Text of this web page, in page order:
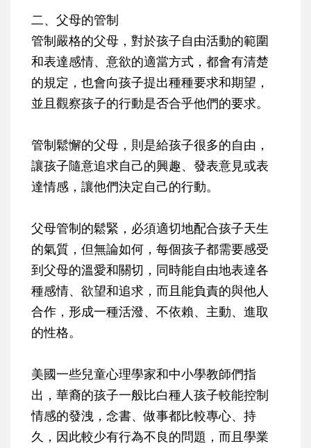
二、父母的管制
管制嚴格的父母，對於孩子自由活動的範圍
和表達感情、意欲的適當方式，都會有清楚
的規定，也會向孩子提出種種要求和期望，
並且觀察孩子的行動是否合乎他們的要求。
管制鬆懈的父母，則是給孩子很多的自由，
讓孩子隨意追求自己的興趣、發表意見或表
達情感，讓他們決定自己的行動。
父母管制的鬆緊，必須適切地配合孩子天生
的氣質，但無論如何，每個孩子都需要感受
到父母的溫愛和關切，同時能自由地表達各
種感情、欲望和追求，而且能負責的與他人
合作，形成一種活潑、不依賴、主動、進取
的性格。
美國一些兒童心理學家和中小學教師們指
出，華裔的孩子一般比白種人孩子較能控制
情感的發洩，念書、做事都比較專心、持
久，因此較少有行為不良的問題，而且學業